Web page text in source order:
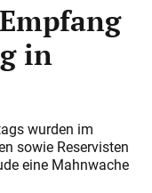
in
wurden im
sowie Reservisten
eine Mahnwache